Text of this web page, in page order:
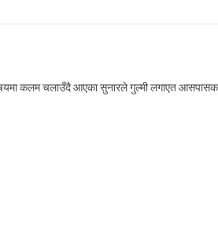
कलम चलाउँदै आएका सुनारले गुल्मी लगाएत आसपासका